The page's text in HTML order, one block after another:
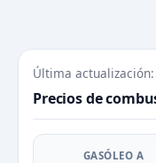
Última
Precios de
GASÓLEO A